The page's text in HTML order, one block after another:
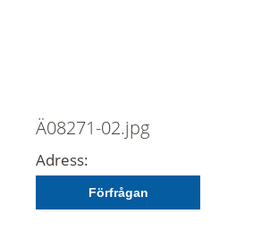
Ä08271-02.jpg
Adress:
Förfrågan